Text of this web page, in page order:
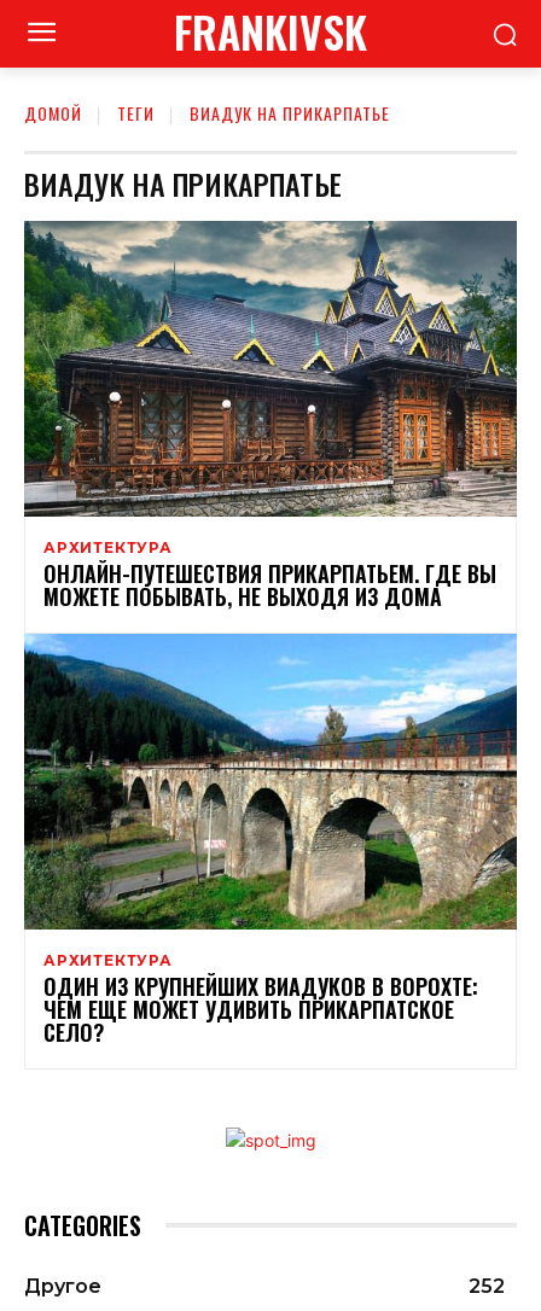
FRANKIVSK
ДОМОЙ ТЕГИ ВИАДУК НА ПРИКАРПАТЬЕ
ВИАДУК НА ПРИКАРПАТЬЕ
АРХИТЕКТУРА
ОНЛАЙН-ПУТЕШЕСТВИЯ ПРИКАРПАТЬЕМ. ГДЕ ВЫ
МОЖЕТЕ ПОБЫВАТЬ, НЕ ВЫХОДЯ ИЗ ДОМА
АРХИТЕКТУРА
ОДИН ИЗ КРУПНЕЙШИХ ВИАДУКОВ В ВОРОХТЕ:
ЧЕМ ЕЩЕ МОЖЕТ УДИВИТЬ ПРИКАРПАТСКОЕ
СЕЛО?
CATEGORIES
Другое
252